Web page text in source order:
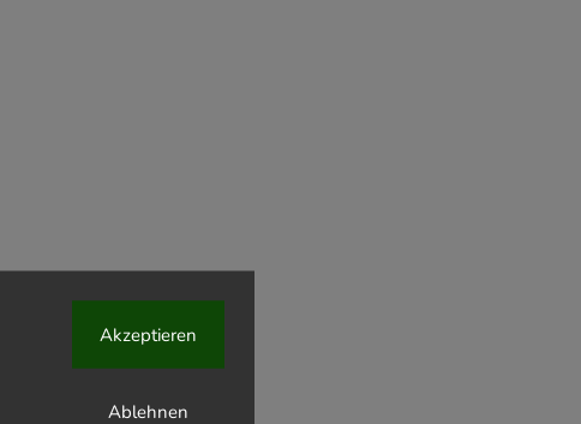
Ablehnen
Akzeptieren